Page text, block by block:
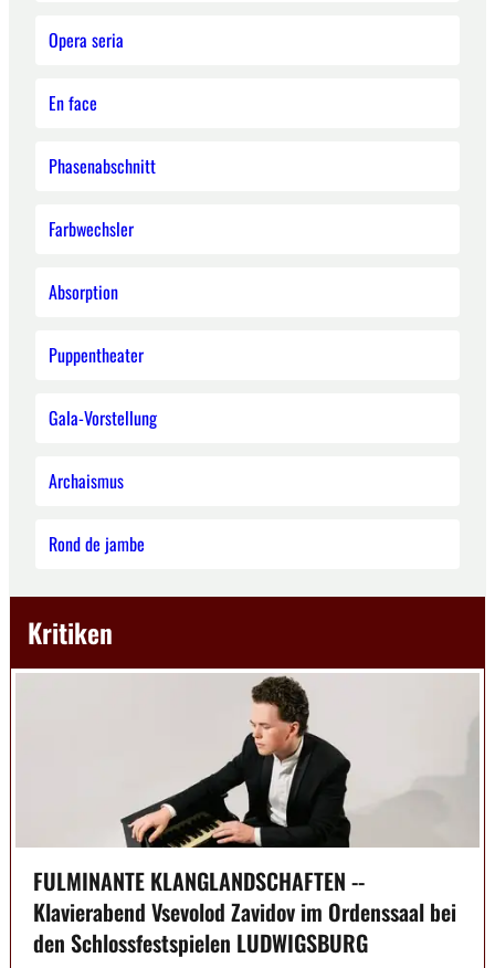
Opera seria
En face
Phasenabschnitt
Farbwechsler
Absorption
Puppentheater
Gala-Vorstellung
Archaismus
Rond de jambe
Kritiken
FULMINANTE KLANGLANDSCHAFTEN --
Klavierabend Vsevolod Zavidov im Ordenssaal bei
den Schlossfestspielen LUDWIGSBURG